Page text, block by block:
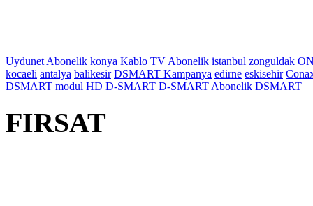
Uydunet Abonelik konya Kablo TV Abonelik istanbul zonguldak
kocaeli antalya balikesir DSMART Kampanya edirne eskisehir
DSMART modul HD D-SMART D-SMART Abonelik DSMART
FIRSAT